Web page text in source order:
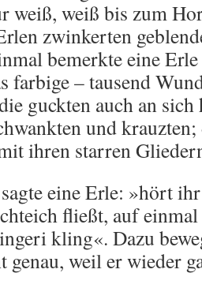
weiß, weiß bis zum
zwinkerten
bemerkte eine
farbige – tausend
guckten auch an sich
und
ihren starren
eine Erle: »hört
fließt, auf
kling«. Dazu
genau, weil er wieder